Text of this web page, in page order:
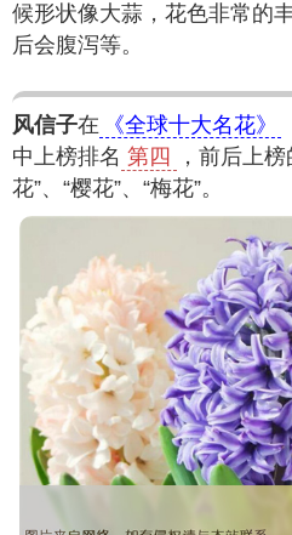
候形状像大蒜，花色非常的
后会腹泻等。
风信子在 《全球十大名花》
中上榜排名 第四
，前后上
花”、“樱花”、“梅花”。